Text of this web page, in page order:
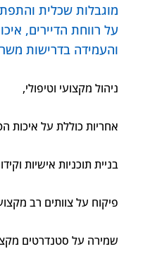
מוגבלות שכלית
על רווחת הדיירים,
והעמידה בדרישות
ניהול מקצועי וטיפולי,
אחריות כוללת על איכות
בניית תוכניות אישיות
פיקוח על צוותים רב
שמירה על סטנדרטים